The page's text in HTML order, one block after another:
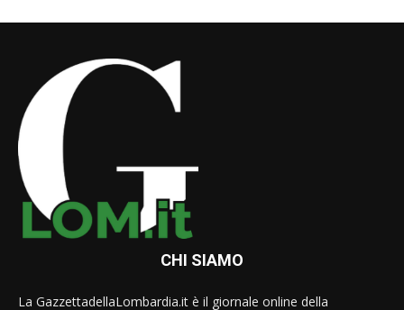
CHI SIAMO
La GazzettadellaLombardia.it è il giornale online della